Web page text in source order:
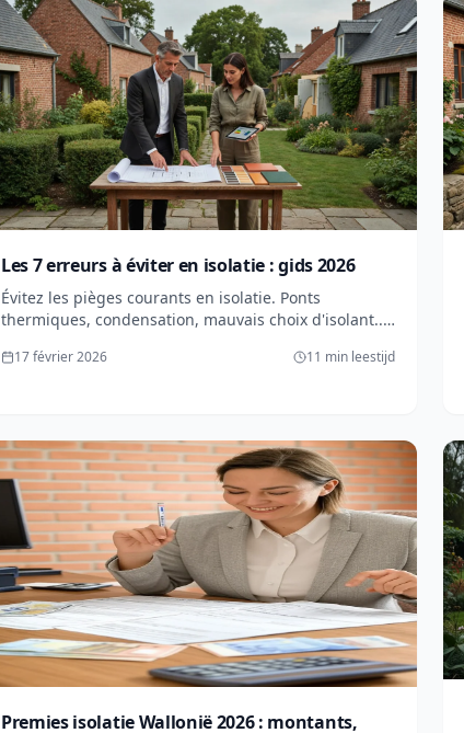
Les 7 erreurs à éviter en isolatie : gids 2026
Évitez les pièges courants en isolatie. Ponts
thermiques, condensation, mauvais choix d'isolant...
17 février 2026 11 min leestijd
Premies isolatie Wallonië 2026 : montants,